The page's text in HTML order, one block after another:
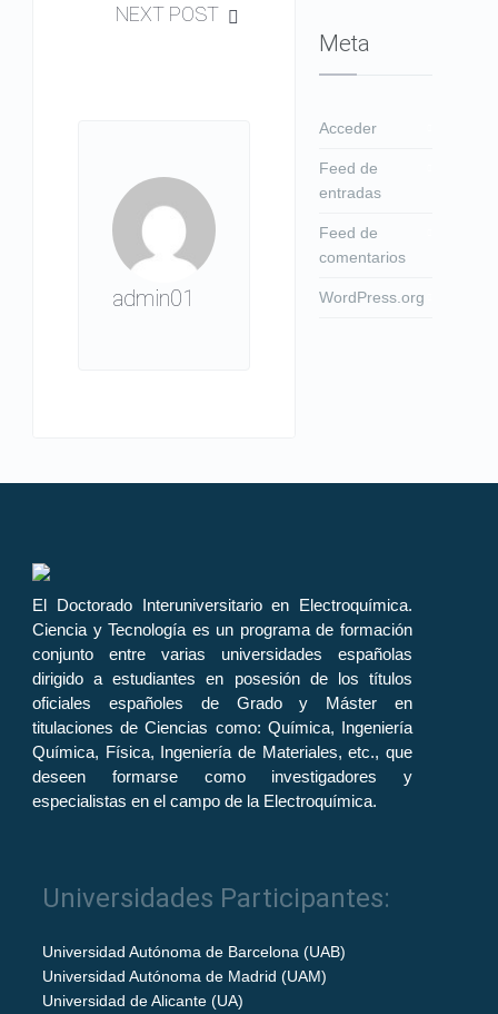
NEXT POST
admin01
Meta
Acceder
Feed de
entradas
Feed de
comentarios
WordPress.org
El Doctorado Interuniversitario en Electroquímica.
Ciencia y Tecnología es un programa de formación
conjunto entre varias universidades españolas
dirigido a estudiantes en posesión de los títulos
oficiales españoles de Grado y Máster en
titulaciones de Ciencias como: Química, Ingeniería
Química, Física, Ingeniería de Materiales, etc., que
deseen formarse como investigadores y
especialistas en el campo de la Electroquímica.
Universidades Participantes:
Universidad Autónoma de Barcelona (UAB)
Universidad Autónoma de Madrid (UAM)
Universidad de Alicante (UA)